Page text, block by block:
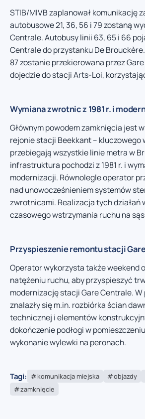
STIB/MIVB zaplanował komunikację
autobusowe 21, 36, 56 i 79 zostaną
Centrale. Autobusy linii 63, 65 i 66
Centrale do przystanku De
87 zostanie przekierowana przez Gare
dojedzie do stacji Arts-Loi,
Wymiana zwrotnic z 1981 r. i
Głównym powodem zamknięcia jest
rejonie stacji Beekkant – kluczowego
przebiegają wszystkie linie metra w
infrastruktura pochodzi z 1981 r. i
modernizacji. Równolegle operator
nad unowocześnieniem systemów
zwrotnicami. Realizacja tych działań
czasowego wstrzymania ruchu na
Przyspieszenie remontu stacji
Operator wykorzysta także weekend
natężeniu ruchu, aby przyspieszyć
modernizację stacji Gare Centrale. W
znalazły się m.in. rozbiórka ścian
technicznej i elementów
dokończenie podłogi w
wykonanie wylewki na peronach.
Tagi: komunikacja miejska objazdy
zamknięcie